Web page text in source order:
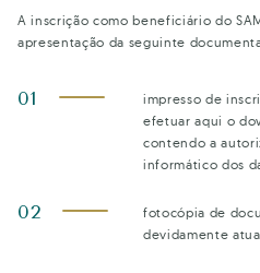
A inscrição como beneficiário do
apresentação da seguinte
impresso de
efetuar aqui o
contendo a
informático dos
fotocópia de
devidamente